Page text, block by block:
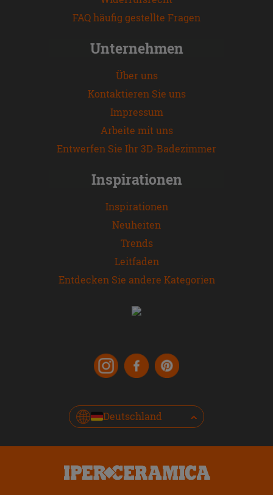
FAQ häufig gestellte Fragen
Unternehmen
Über uns
Kontaktieren Sie uns
Impressum
Arbeite mit uns
Entwerfen Sie Ihr 3D-Badezimmer
Inspirationen
Inspirationen
Neuheiten
Trends
Leitfaden
Entdecken Sie andere Kategorien
Deutschland